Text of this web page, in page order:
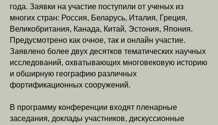
года. Заявки на участие поступили от ученых из
многих стран: Россия, Беларусь, Италия, Греция,
Великобритания, Канада, Китай, Эстония, Япония.
Предусмотрено как очное, так и онлайн участие.
Заявлено более двух десятков тематических научных
исследований, охватывающих многовековую историю
и обширную географию различных
фортификационных сооружений.
В программу конференции входят пленарные
заседания, доклады участников, дискуссионные